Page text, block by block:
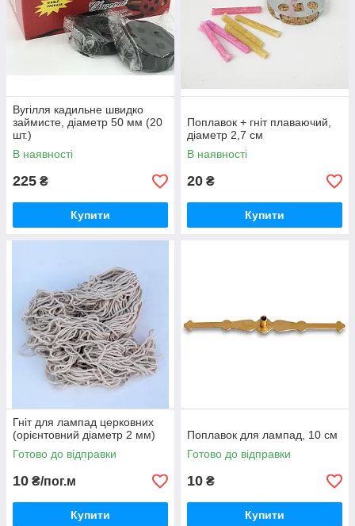
Вугілля кадильне швидко
займисте, діаметр 50 мм (20
шт.)
В наявності
225 ₴
Купити
Поплавок + гніт плаваючий,
діаметр 2,7 см
В наявності
20 ₴
Купити
Гніт для лампад церковних
(орієнтовний діаметр 2 мм)
Готово до відправки
10 ₴/пог.м
Купити
Поплавок для лампад, 10 см
Готово до відправки
10 ₴
Купити